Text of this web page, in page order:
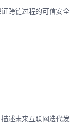
跨链过程的可信安全
述未来互联网迭代发
· 到企业级开发。不教编